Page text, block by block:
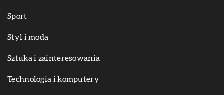
Sport
Styl i moda
Sztuka i zainteresowania
Technologia i komputery